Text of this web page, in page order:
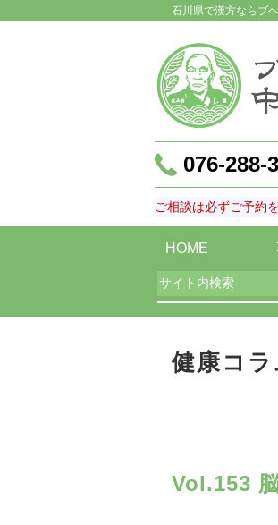
石川県で漢方ならブ
076-288-
ご相談は必ずご予約
HOME
健康コラ
Vol.153